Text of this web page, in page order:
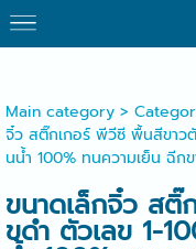
Main category>
จิ๋ว สติ๊กเกอร์ พีวีซี พื้นสีขาว
นน้ำ 100% ทนความเย็น ฉีก
ขนาดเล็กจิ๋ว สติ๊
ขดำ ตัวเลข 1-